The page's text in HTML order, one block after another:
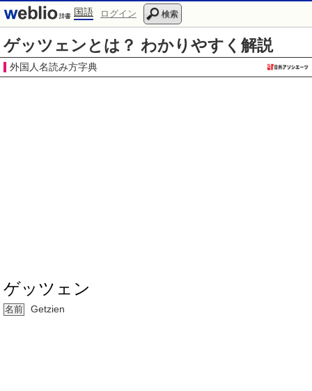
国語 ログイン 検索
ゲッツェンとは？ わかりやすく解説
外国人名読み方字典
ゲッツェン
名前 Getzien